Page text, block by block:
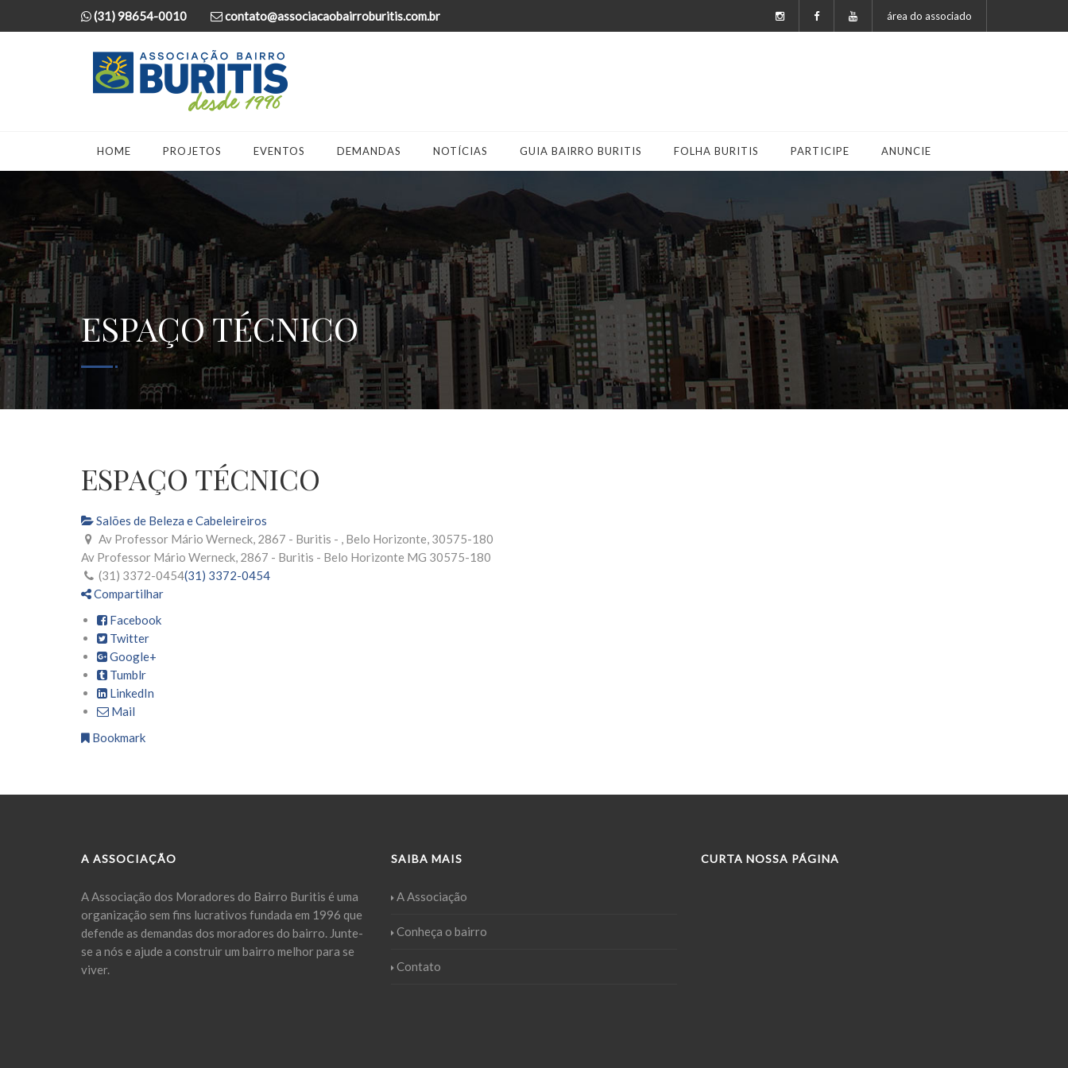
área do associado
(31) 98654-0010 contato@associacaobairroburitis.com.br
HOME PROJETOS EVENTOS DEMANDAS NOTÍCIAS GUIA BAIRRO BURITIS FOLHA BURITIS PARTICIPE ANUNCIE
ESPAÇO TÉCNICO
ESPAÇO TÉCNICO
Salões de Beleza e Cabeleireiros
Av Professor Mário Werneck, 2867 - Buritis - , Belo Horizonte, 30575-180
Av Professor Mário Werneck, 2867 - Buritis - Belo Horizonte MG 30575-180
(31) 3372-0454(31) 3372-0454
Compartilhar
Facebook
Twitter
Google+
Tumblr
LinkedIn
Mail
Bookmark
A ASSOCIAÇÃO
A Associação dos Moradores do Bairro Buritis é uma
organização sem fins lucrativos fundada em 1996 que
defende as demandas dos moradores do bairro. Junte-
se a nós e ajude a construir um bairro melhor para se
viver.
SAIBA MAIS
A Associação
Conheça o bairro
Contato
CURTA NOSSA PÁGINA